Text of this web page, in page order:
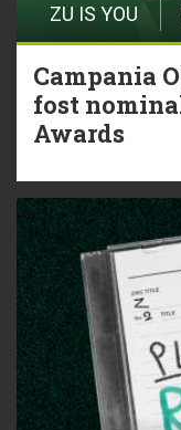
ZU IS YOU
Campania
fost
Awards